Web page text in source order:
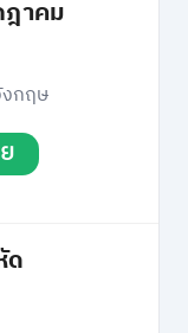
าคม
กฤษ
ด